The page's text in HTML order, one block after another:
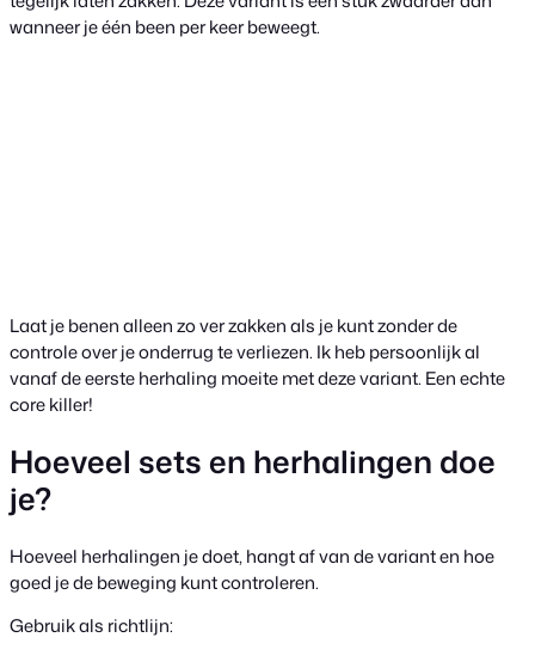
wanneer je één been per keer beweegt.
Laat je benen alleen zo ver zakken als je kunt zonder de
controle over je onderrug te verliezen. Ik heb persoonlijk al
vanaf de eerste herhaling moeite met deze variant. Een echte
core killer!
Hoeveel sets en herhalingen doe
je?
Hoeveel herhalingen je doet, hangt af van de variant en hoe
goed je de beweging kunt controleren.
Gebruik als richtlijn: